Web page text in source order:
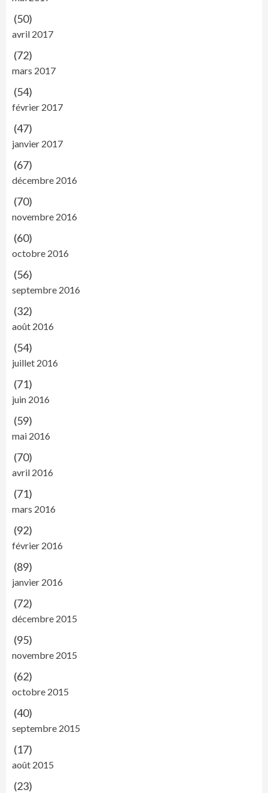
(50)
avril 2017
(72)
mars 2017
(54)
février 2017
(47)
janvier 2017
(67)
décembre 2016
(70)
novembre 2016
(60)
octobre 2016
(56)
septembre 2016
(32)
août 2016
(54)
juillet 2016
(71)
juin 2016
(59)
mai 2016
(70)
avril 2016
(71)
mars 2016
(92)
février 2016
(89)
janvier 2016
(72)
décembre 2015
(95)
novembre 2015
(62)
octobre 2015
(40)
septembre 2015
(17)
août 2015
(23)